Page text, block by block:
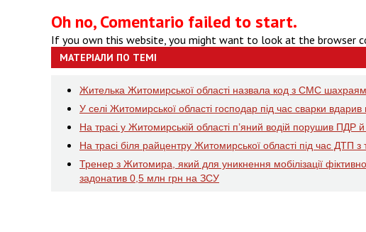
Oh no, Comentario failed to start.
If you own this website, you might want to look at the browser
МАТЕРІАЛИ ПО ТЕМІ
Жителька Житомирської області назвала код з СМС
У селі Житомирської області господар під час сварки
На трасі у Житомирській області п’яний водій порушив ПДР
На трасі біля райцентру Житомирської області під час
Тренер з Житомира, який для уникнення мобілізації
задонатив 0,5 млн грн на ЗСУ